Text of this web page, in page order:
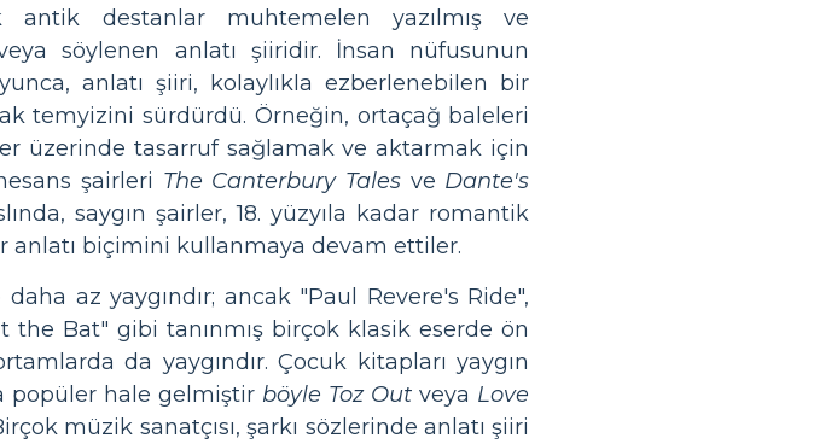
destanlar muhtemelen yazılmış ve
söylenen anlatı şiiridir. İnsan nüfusunun
anlatı şiiri, kolaylıkla ezberlenebilen bir
temyizini sürdürdü. Örneğin, ortaçağ baleleri
üzerinde tasarruf sağlamak ve aktarmak için
şairleri The Canterbury Tales ve Dante's
saygın şairler, 18. yüzyıla kadar romantik
anlatı biçimini kullanmaya devam ettiler.
az yaygındır; ancak "Paul Revere's Ride",
the Bat" gibi tanınmış birçok klasik eserde ön
da yaygındır. Çocuk kitapları yaygın
popüler hale gelmiştir böyle Toz Out veya Love
müzik sanatçısı, şarkı sözlerinde anlatı şiiri